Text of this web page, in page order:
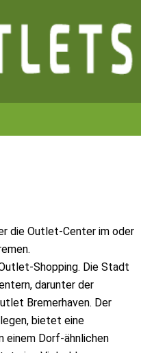
die Outlet-Center im oder
Shopping. Die Stadt
darunter der
Bremerhaven. Der
bietet eine
einem Dorf-ähnlichen